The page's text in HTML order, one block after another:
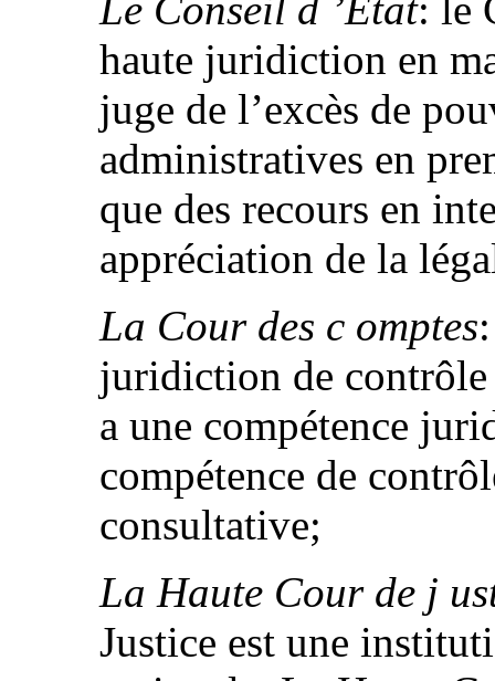
Le Conseil d ’État: le
haute juridiction en
juge de l’excès de
administratives en
que des recours en
appréciation de la
La Cour des c omptes
juridiction de
a une compétence
compétence de
consultative;
La Haute Cour de j
Justice est une